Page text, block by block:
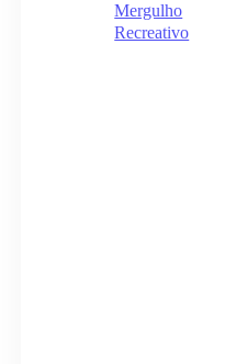
Mergulho
Recreativo